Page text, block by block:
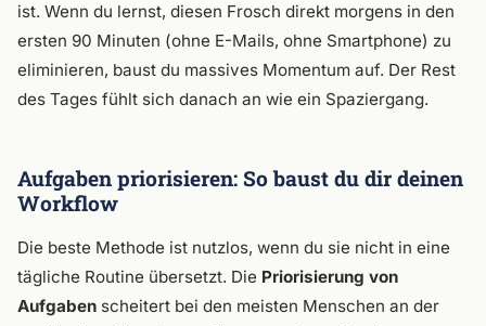
ist. Wenn du lernst, diesen Frosch direkt morgens in den
ersten 90 Minuten (ohne E-Mails, ohne Smartphone) zu
eliminieren, baust du massives Momentum auf. Der Rest
des Tages fühlt sich danach an wie ein Spaziergang.
Aufgaben priorisieren: So baust du dir deinen
Workflow
Die beste Methode ist nutzlos, wenn du sie nicht in eine
tägliche Routine übersetzt. Die Priorisierung von
Aufgaben scheitert bei den meisten Menschen an der